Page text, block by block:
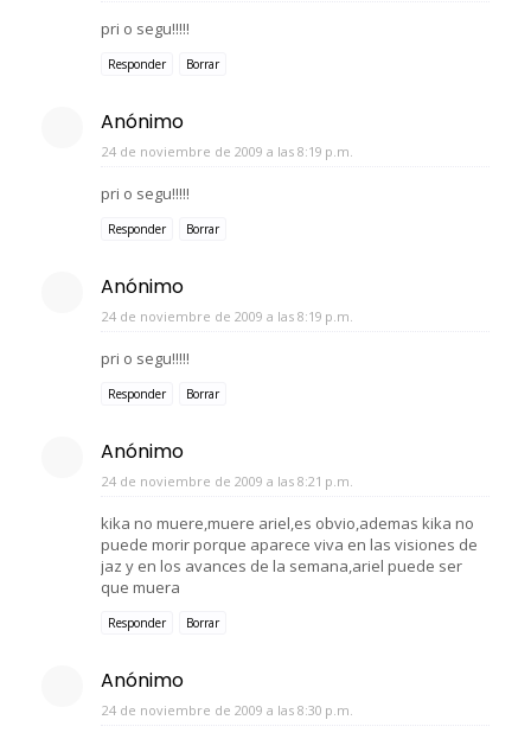
pri o segu!!!!!
Responder Borrar
Anónimo
24 de noviembre de 2009 a las 8:19 p.m.
pri o segu!!!!!
Responder Borrar
Anónimo
24 de noviembre de 2009 a las 8:19 p.m.
pri o segu!!!!!
Responder Borrar
Anónimo
24 de noviembre de 2009 a las 8:21 p.m.
kika no muere,muere ariel,es obvio,ademas kika no
puede morir porque aparece viva en las visiones de
jaz y en los avances de la semana,ariel puede ser
que muera
Responder Borrar
Anónimo
24 de noviembre de 2009 a las 8:30 p.m.